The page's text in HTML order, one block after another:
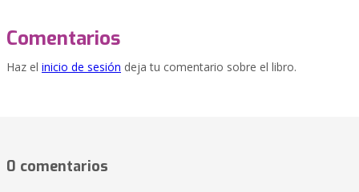
Comentarios
Haz el inicio de sesión deja tu comentario sobre el libro.
0 comentarios